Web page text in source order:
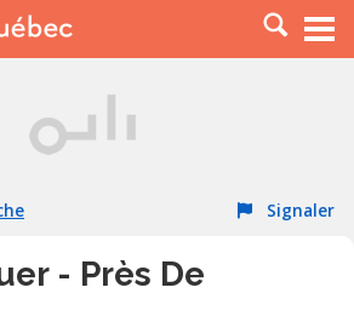
Signaler
- Près De